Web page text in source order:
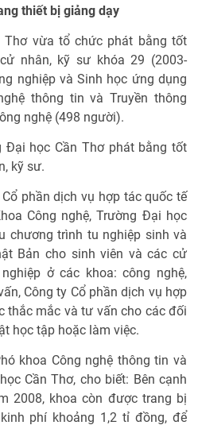
thiết bị giảng dạy
Thơ vừa tổ chức phát bằng tốt
nhân, kỹ sư khóa 29 (2003-
nghiệp và Sinh học ứng dụng
thông tin và Truyền thông
nghệ (498 người).
học Cần Thơ phát bằng tốt
kỹ sư.
phần dịch vụ hợp tác quốc tế
Công nghệ, Trường Đại học
chương trình tu nghiệp sinh và
Bản cho sinh viên và các cử
ở các khoa: công nghệ,
Công ty Cổ phần dịch vụ hợp
thắc mắc và tư vấn cho các đối
học tập hoặc làm việc.
khoa Công nghệ thông tin và
Cần Thơ, cho biết: Bên cạnh
2008, khoa còn được trang bị
phí khoảng 1,2 tỉ đồng, để